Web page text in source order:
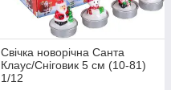
Свічка новорічна Санта
Клаус/Сніговик 5 см (10-81)
1/12